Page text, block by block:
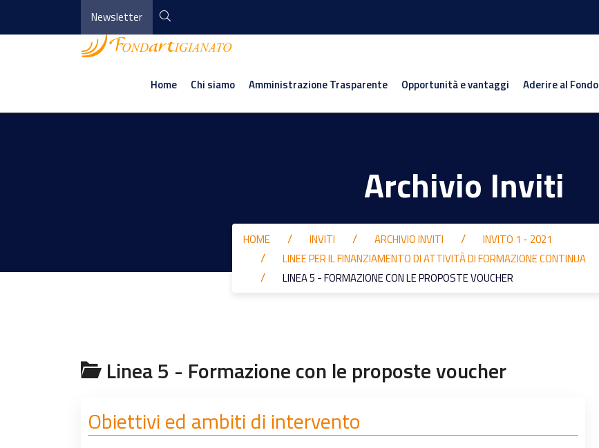
Newsletter
Home Chi siamo Amministrazione Trasparente Opportunità e vantaggi Aderire al Fondo
Archivio Inviti
HOME INVITI ARCHIVIO INVITI
INVITO 1 - 2021
LINEE PER IL FINANZIAMENTO DI ATTIVITÀ DI FORMAZIONE CONTINUA
LINEA 5 - FORMAZIONE CON LE PROPOSTE VOUCHER
Linea 5 - Formazione con le proposte voucher
Obiettivi ed ambiti di intervento